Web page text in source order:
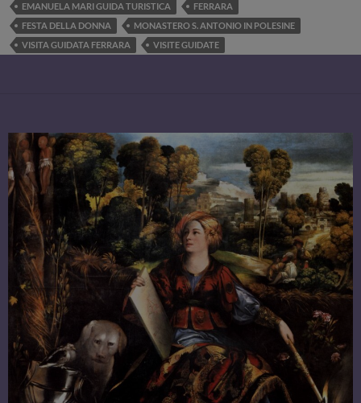
EMANUELA MARI GUIDA TURISTICA
FERRARA
FESTA DELLA DONNA
MONASTERO S. ANTONIO IN POLESINE
VISITA GUIDATA FERRARA
VISITE GUIDATE